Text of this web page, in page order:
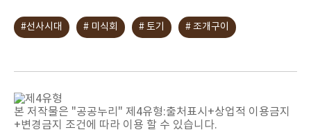
#선사시대 # 미식회 # 토기 # 조개구이
본 저작물은 "공공누리" 제4유형:출처표시+상업적 이용금지
+변경금지 조건에 따라 이용 할 수 있습니다.